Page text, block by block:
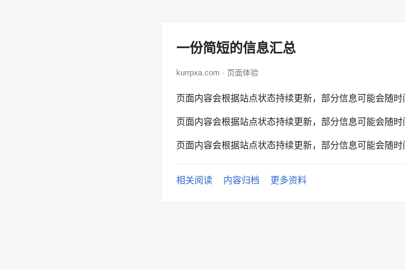
一份简短的信息汇总
kurrpxa.com · 页面体验
页面内容会根据站点状态持续更新，部分信息可能会随时
页面内容会根据站点状态持续更新，部分信息可能会随时
页面内容会根据站点状态持续更新，部分信息可能会随时
相关阅读 内容归档 更多资料